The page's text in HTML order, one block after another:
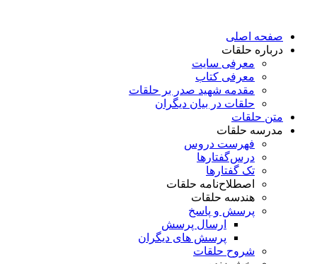
محتوا
صفحه اصلی
درباره حلقات
معرفی سایت
معرفی کتاب
مقدمه شهید صدر بر حلقات
حلقات در بیان دیگران
متن حلقات
مدرسه حلقات
فهرست دروس
درس‌گفتار‌ها
تک گفتارها
اصطلاح‌نامه حلقات
هندسه حلقات
پرسش و پاسخ
ارسال پرسش
پرسش های دیگران
شروح حلقات